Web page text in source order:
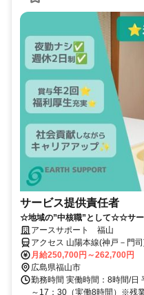
サービス提供責任者
☆地域の”中核職”として☆☆サ
アースサポート 福山
アクセス 山陽本線(神戸－門
月給250,700円～262,700円
広島県福山市
勤務時間 実働時間：8時間/日
～17：30（実働8時間）※残